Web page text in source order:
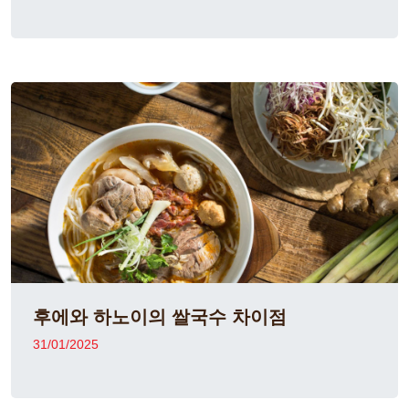
후에와 하노이의 쌀국수 차이점
31/01/2025